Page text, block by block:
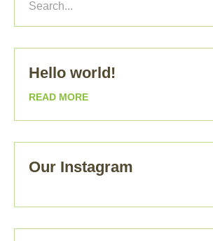
Hello world!
READ MORE
Our Instagram